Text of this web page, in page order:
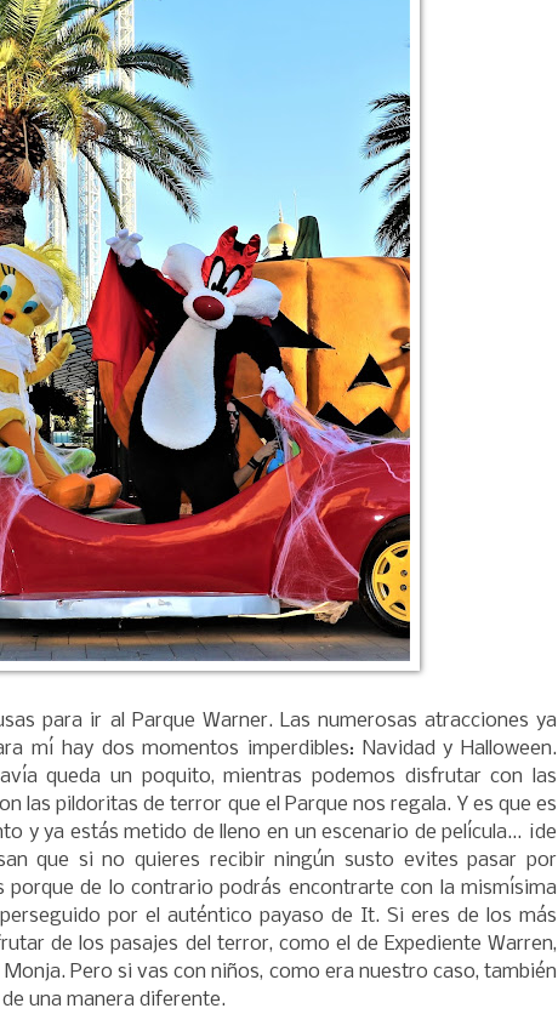
para ir al Parque Warner. Las numerosas atracciones ya
mí hay dos momentos imperdibles: Navidad y Halloween.
queda un poquito, mientras podemos disfrutar con las
las pildoritas de terror que el Parque nos regala. Y es que es
y ya estás metido de lleno en un escenario de película... ¡de
que si no quieres recibir ningún susto evites pasar por
porque de lo contrario podrás encontrarte con la mismísima
por el auténtico payaso de It. Si eres de los más
de los pasajes del terror, como el de Expediente Warren,
Monja. Pero si vas con niños, como era nuestro caso, también
una manera diferente.